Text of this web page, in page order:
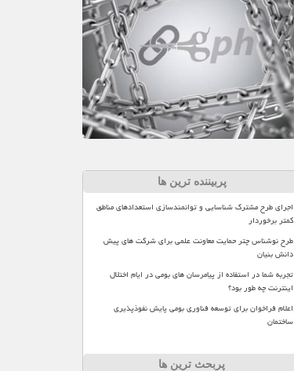
پربیننده ترین ها
اجرای طرح مشترک شناسایی و توانمندسازی استعدادهای مناطق
کمتر برخوردار
طرح نوشناس چتر حمایت معاونت علمی برای شرکت های پیش
دانش بنیان
تجربه شما در استفاده از پیامرسان های بومی در ایام اختلال
اینترنت چه طور بود؟
اعلام فراخوان برای توسعه فناوری بومی پایش نفوذپذیری
ساختمان
پربحث ترین ها